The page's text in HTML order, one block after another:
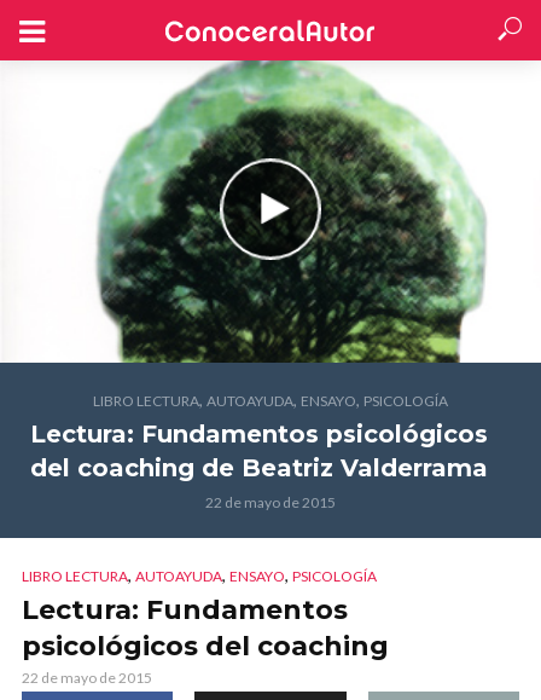
LIBRO LECTURA, AUTOAYUDA, ENSAYO, PSICOLOGÍA
Lectura: Fundamentos psicológicos
del coaching de Beatriz Valderrama
22 de mayo de 2015
LIBRO LECTURA, AUTOAYUDA, ENSAYO, PSICOLOGÍA
Lectura: Fundamentos
psicológicos del coaching
22 de mayo de 2015